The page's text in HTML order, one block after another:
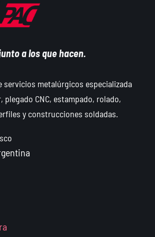
a los que hacen.
servicios metalúrgicos especializada
plegado CNC, estampado, rolado,
y construcciones soldadas.